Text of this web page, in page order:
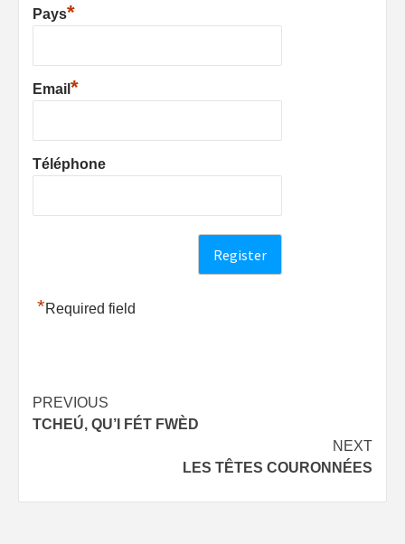
Pays*
Email *
Téléphone
*Required field
Post
navigation
PREVIOUS
TCHEÚ, QU’I FÉT FWÈD
NEXT
LES TÊTES COURONNÉES